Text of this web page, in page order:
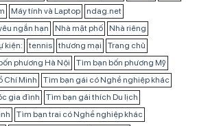
Máy tính và Laptop
ndag.net
ngắn hạn Nhà mặt phố
Nhà riêng
kiện: tennis thương mại
Trang chủ
phương Hà Nội
Tìm bạn bốn phương Mỹ
Chí Minh
Tìm bạn gái có Nghề nghiệp khác
gia đình
Tìm bạn gái thích Du lịch
Tìm bạn trai có Nghề nghiệp khác